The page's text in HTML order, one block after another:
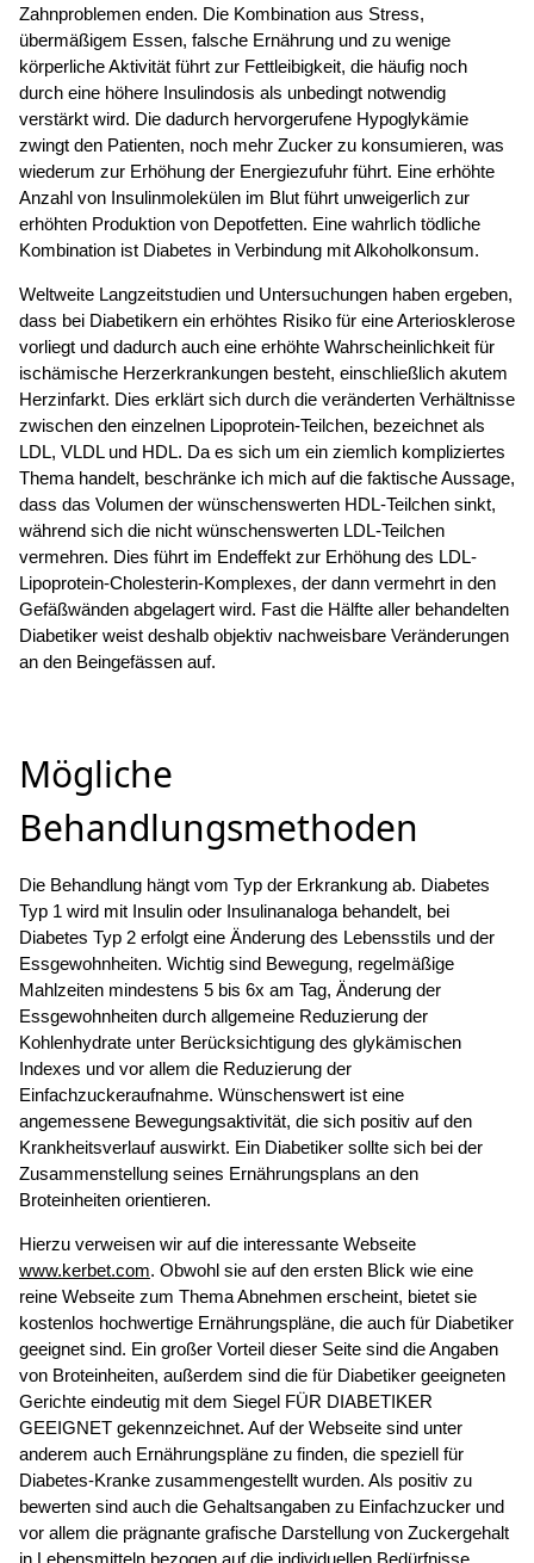
Zahnproblemen enden. Die Kombination aus Stress,
übermäßigem Essen, falsche Ernährung und zu wenige
körperliche Aktivität führt zur Fettleibigkeit, die häufig noch
durch eine höhere Insulindosis als unbedingt notwendig
verstärkt wird. Die dadurch hervorgerufene Hypoglykämie
zwingt den Patienten, noch mehr Zucker zu konsumieren, was
wiederum zur Erhöhung der Energiezufuhr führt. Eine erhöhte
Anzahl von Insulinmolekülen im Blut führt unweigerlich zur
erhöhten Produktion von Depotfetten. Eine wahrlich tödliche
Kombination ist Diabetes in Verbindung mit Alkoholkonsum.
Weltweite Langzeitstudien und Untersuchungen haben ergeben,
dass bei Diabetikern ein erhöhtes Risiko für eine Arteriosklerose
vorliegt und dadurch auch eine erhöhte Wahrscheinlichkeit für
ischämische Herzerkrankungen besteht, einschließlich akutem
Herzinfarkt. Dies erklärt sich durch die veränderten Verhältnisse
zwischen den einzelnen Lipoprotein-Teilchen, bezeichnet als
LDL, VLDL und HDL. Da es sich um ein ziemlich kompliziertes
Thema handelt, beschränke ich mich auf die faktische Aussage,
dass das Volumen der wünschenswerten HDL-Teilchen sinkt,
während sich die nicht wünschenswerten LDL-Teilchen
vermehren. Dies führt im Endeffekt zur Erhöhung des LDL-
Lipoprotein-Cholesterin-Komplexes, der dann vermehrt in den
Gefäßwänden abgelagert wird. Fast die Hälfte aller behandelten
Diabetiker weist deshalb objektiv nachweisbare Veränderungen
an den Beingefässen auf.
Mögliche
Behandlungsmethoden
Die Behandlung hängt vom Typ der Erkrankung ab. Diabetes
Typ 1 wird mit Insulin oder Insulinanaloga behandelt, bei
Diabetes Typ 2 erfolgt eine Änderung des Lebensstils und der
Essgewohnheiten. Wichtig sind Bewegung, regelmäßige
Mahlzeiten mindestens 5 bis 6x am Tag, Änderung der
Essgewohnheiten durch allgemeine Reduzierung der
Kohlenhydrate unter Berücksichtigung des glykämischen
Indexes und vor allem die Reduzierung der
Einfachzuckeraufnahme. Wünschenswert ist eine
angemessene Bewegungsaktivität, die sich positiv auf den
Krankheitsverlauf auswirkt. Ein Diabetiker sollte sich bei der
Zusammenstellung seines Ernährungsplans an den
Broteinheiten orientieren.
Hierzu verweisen wir auf die interessante Webseite
www.kerbet.com. Obwohl sie auf den ersten Blick wie eine
reine Webseite zum Thema Abnehmen erscheint, bietet sie
kostenlos hochwertige Ernährungspläne, die auch für Diabetiker
geeignet sind. Ein großer Vorteil dieser Seite sind die Angaben
von Broteinheiten, außerdem sind die für Diabetiker geeigneten
Gerichte eindeutig mit dem Siegel FÜR DIABETIKER
GEEIGNET gekennzeichnet. Auf der Webseite sind unter
anderem auch Ernährungspläne zu finden, die speziell für
Diabetes-Kranke zusammengestellt wurden. Als positiv zu
bewerten sind auch die Gehaltsangaben zu Einfachzucker und
vor allem die prägnante grafische Darstellung von Zuckergehalt
in Lebensmitteln bezogen auf die individuellen Bedürfnisse.